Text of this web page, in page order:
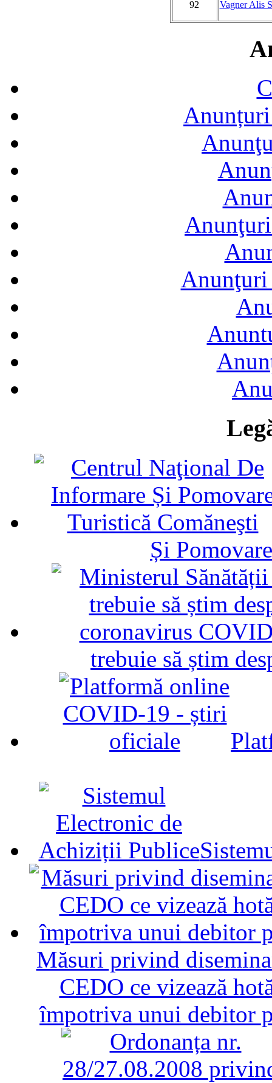
92 Vagner Alis
Și
trebuie să știm
Măsuri privind
CEDO ce vizează
împotriva unui debitor